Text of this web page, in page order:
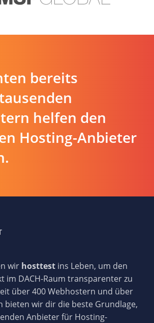
bereits
helfen den
Hosting-Anbieter
wir hosttest ins Leben, um den
im DACH-Raum transparenter zu
über 400 Webhostern und über
bieten wir dir die beste Grundlage,
Anbieter für Hosting-